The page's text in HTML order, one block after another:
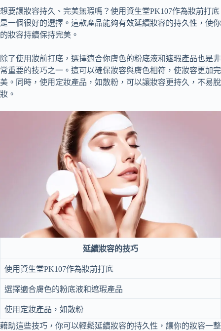
想要讓妝容持久、完美無瑕嗎？使用資生堂PK107作為妝前打底
是一個很好的選擇。這款產品能夠有效延續妝容的持久性，使你
的妝容持續保持完美。
除了使用妝前打底，選擇適合你膚色的粉底液和遮瑕產品也是非
常重要的技巧之一。這可以確保妝容與膚色相符，使妝容更加完
美。同時，使用定妝產品，如散粉，可以讓妝容更持久，不易脫
妝。
延續妝容的技巧
使用資生堂PK107作為妝前打底
選擇適合膚色的粉底液和遮瑕產品
使用定妝產品，如散粉
藉助這些技巧，你可以輕鬆延續妝容的持久性，讓你的妝容一整